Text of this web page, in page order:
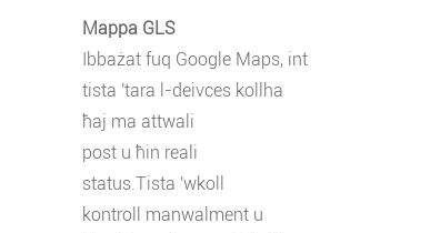
Mappa GLS
Ibbażat fuq Google Maps, int
tista 'tara l-deivces kollha
ħaj ma attwali
post u ħin reali
status.Tista 'wkoll
kontroll manwalment u